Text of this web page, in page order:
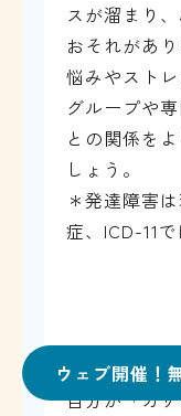
スが溜まり
おそれがあり
悩みやスト
グループや
との関係を
しょう。
＊発達障害
症、ICD-11
監修者コメ
自分が「カ
ウェブ開催！